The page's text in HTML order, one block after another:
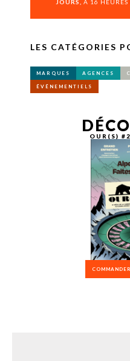
JOURS, À 16 HEURES
LES CATÉGORIES
MARQUES AGENCES
ÉVÉNEMENTIELS
OUR(S)
COMMANDER